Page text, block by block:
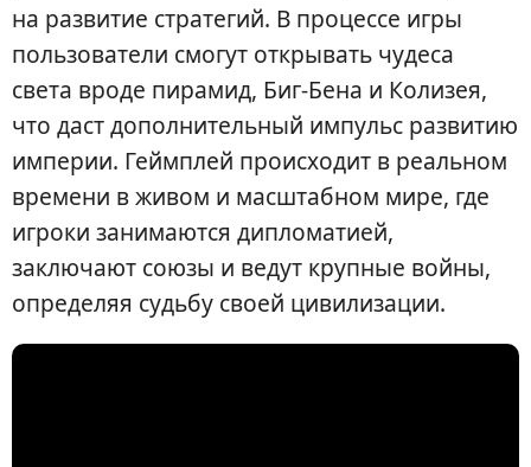
на развитие стратегий. В процессе игры
пользователи смогут открывать чудеса
света вроде пирамид, Биг-Бена и Колизея,
что даст дополнительный импульс развитию
империи. Геймплей происходит в реальном
времени в живом и масштабном мире, где
игроки занимаются дипломатией,
заключают союзы и ведут крупные войны,
определяя судьбу своей цивилизации.